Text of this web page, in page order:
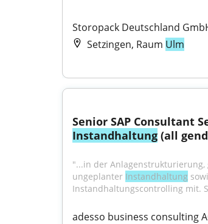
Storopack Deutschland
Setzingen, Raum Ulm
Instandhaltung (all
"...in der
ungeplanter Instandhaltung
Instandhaltungscontrolling mit.
adesso business consulting